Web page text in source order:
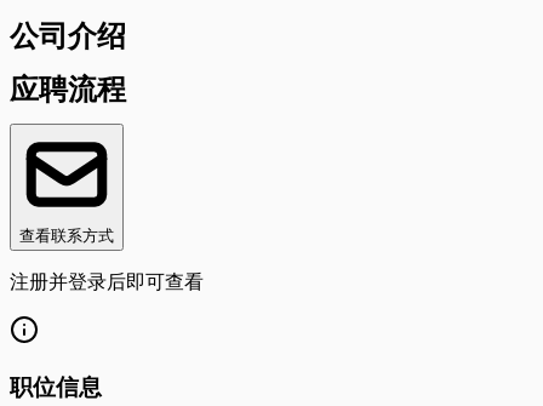
公司介绍
应聘流程
查看联系方式
注册并登录后即可查看
职位信息